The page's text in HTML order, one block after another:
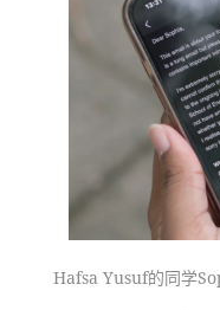
Hafsa Yusuf的同学